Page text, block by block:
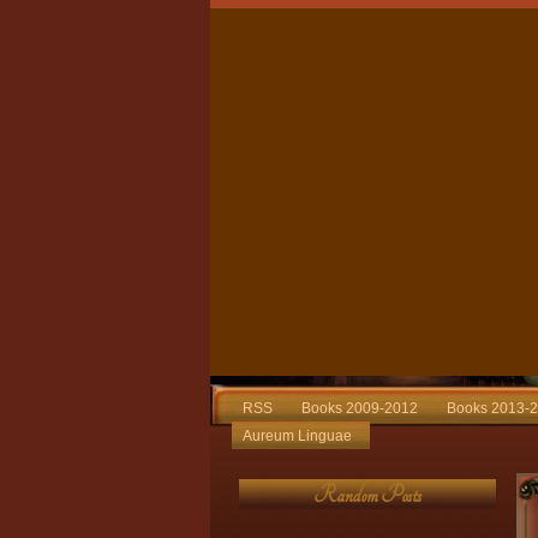
RSS Books 2009-2012 Books 2013-
Aureum Linguae
Random Posts